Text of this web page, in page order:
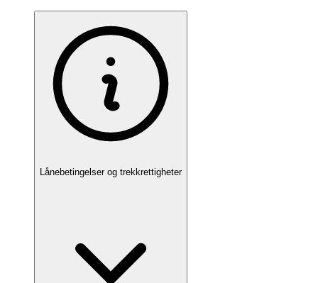
Lånebetingelser og trekkrettigheter